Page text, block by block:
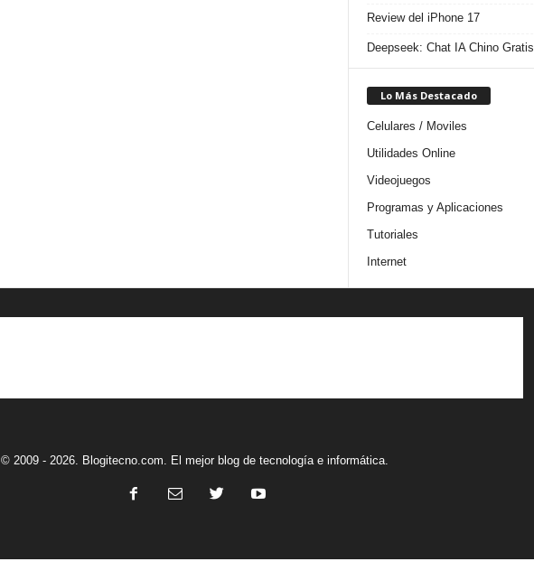
Review del iPhone 17
Deepseek: Chat IA Chino Gratis
Lo Más Destacado
Celulares / Moviles
Utilidades Online
Videojuegos
Programas y Aplicaciones
Tutoriales
Internet
© 2009 - 2026. Blogitecno.com. El mejor blog de tecnología e informática.